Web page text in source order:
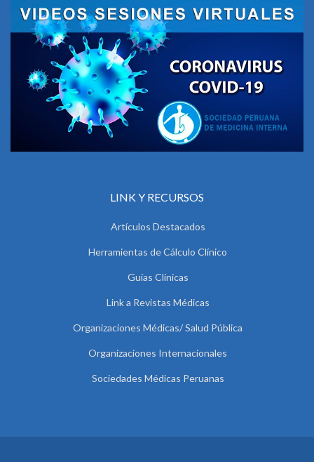
LINK Y RECURSOS
Artículos Destacados
Herramientas de Cálculo Clínico
Guías Clínicas
Link a Revistas Médicas
Organizaciones Médicas/ Salud Pública
Organizaciones Internacionales
Sociedades Médicas Peruanas